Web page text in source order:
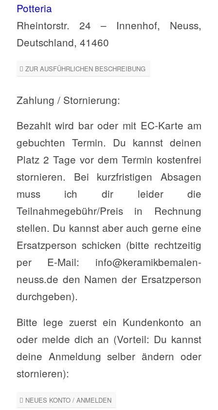
Potteria
Rheintorstr. 24 – Innenhof, Neuss,
Deutschland, 41460
ZUR AUSFÜHRLICHEN BESCHREIBUNG
Zahlung / Stornierung:
Bezahlt wird bar oder mit EC-Karte am
gebuchten Termin. Du kannst deinen
Platz 2 Tage vor dem Termin kostenfrei
stornieren. Bei kurzfristigen Absagen
muss ich dir leider die
Teilnahmegebühr/Preis in Rechnung
stellen. Du kannst aber auch gerne eine
Ersatzperson schicken (bitte rechtzeitig
per E-Mail: info@keramikbemalen-
neuss.de den Namen der Ersatzperson
durchgeben).
Bitte lege zuerst ein Kundenkonto an
oder melde dich an (Vorteil: Du kannst
deine Anmeldung selber ändern oder
stornieren):
NEUES KONTO / ANMELDEN